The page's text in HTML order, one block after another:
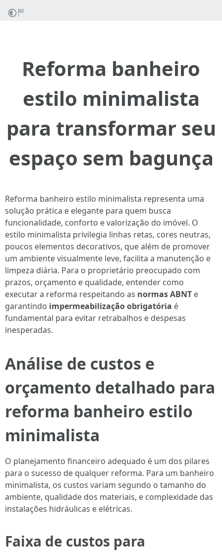
Reforma banheiro
estilo minimalista
para transformar seu
espaço sem bagunça
Reforma banheiro estilo minimalista representa uma
solução prática e elegante para quem busca
funcionalidade, conforto e valorização do imóvel. O
estilo minimalista privilegia linhas retas, cores neutras,
poucos elementos decorativos, que além de promover
um ambiente visualmente leve, facilita a manutenção e
limpeza diária. Para o proprietário preocupado com
prazos, orçamento e qualidade, entender como
executar a reforma respeitando as normas ABNT e
garantindo impermeabilização obrigatória é
fundamental para evitar retrabalhos e despesas
inesperadas.
Análise de custos e
orçamento detalhado para
reforma banheiro estilo
minimalista
O planejamento financeiro adequado é um dos pilares
para o sucesso de qualquer reforma. Para um banheiro
minimalista, os custos variam segundo o tamanho do
ambiente, qualidade dos materiais, e complexidade das
instalações hidráulicas e elétricas.
Faixa de custos para